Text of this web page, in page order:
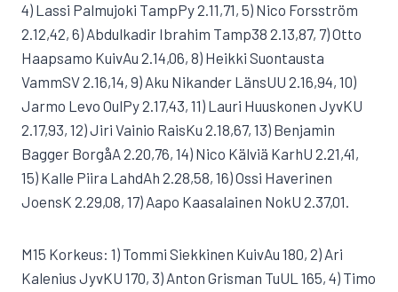
4) Lassi Palmujoki TampPy 2.11,71, 5) Nico Forsström
2.12,42, 6) Abdulkadir Ibrahim Tamp38 2.13,87, 7) Otto
Haapsamo KuivAu 2.14,06, 8) Heikki Suontausta
VammSV 2.16,14, 9) Aku Nikander LänsUU 2.16,94, 10)
Jarmo Levo OulPy 2.17,43, 11) Lauri Huuskonen JyvKU
2.17,93, 12) Jiri Vainio RaisKu 2.18,67, 13) Benjamin
Bagger BorgåA 2.20,76, 14) Nico Kälviä KarhU 2.21,41,
15) Kalle Piira LahdAh 2.28,58, 16) Ossi Haverinen
JoensK 2.29,08, 17) Aapo Kaasalainen NokU 2.37,01.
M15 Korkeus: 1) Tommi Siekkinen KuivAu 180, 2) Ari
Kalenius JyvKU 170, 3) Anton Grisman TuUL 165, 4) Timo